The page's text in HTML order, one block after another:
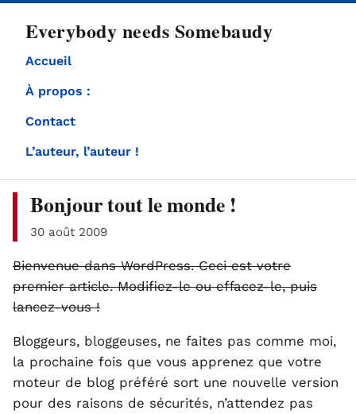
Everybody needs Somebaudy
Accueil
À propos :
Contact
L’auteur, l’auteur !
Bonjour tout le monde !
30 août 2009
Bienvenue dans WordPress. Ceci est votre
premier article. Modifiez-le ou effacez-le, puis
lancez-vous !
Bloggeurs, bloggeuses, ne faites pas comme moi,
la prochaine fois que vous apprenez que votre
moteur de blog préféré sort une nouvelle version
pour des raisons de sécurités, n’attendez pas